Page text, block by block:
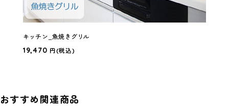
キッチン_魚焼きグリル
19,470 円(税込)
おすすめ関連商品